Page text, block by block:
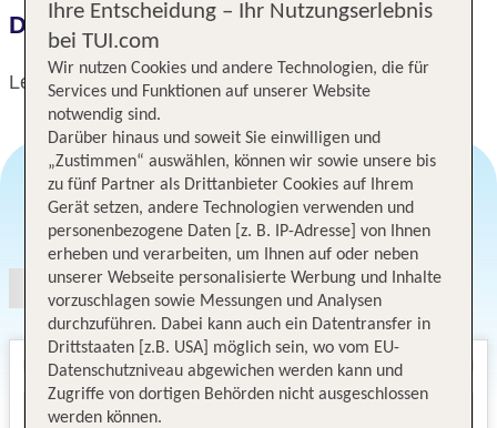
Das erwartet Sie
Le Méridien Gurgaon, Delhi NCR
Angebotsauswahl
Ihre Entscheidung – Ihr Nutzungserlebnis
bei TUI.com
Wir nutzen Cookies und andere Technologien, die für
Services und Funktionen auf unserer Website
notwendig sind.
Darüber hinaus und soweit Sie einwilligen und
„Zustimmen“ auswählen, können wir sowie unsere bis
zu fünf Partner als Drittanbieter Cookies auf Ihrem
Gerät setzen, andere Technologien verwenden und
personenbezogene Daten [z. B. IP-Adresse] von Ihnen
erheben und verarbeiten, um Ihnen auf oder neben
unserer Webseite personalisierte Werbung und Inhalte
vorzuschlagen sowie Messungen und Analysen
durchzuführen. Dabei kann auch ein Datentransfer in
Drittstaaten [z.B. USA] möglich sein, wo vom EU-
Datenschutzniveau abgewichen werden kann und
Zugriffe von dortigen Behörden nicht ausgeschlossen
werden können.